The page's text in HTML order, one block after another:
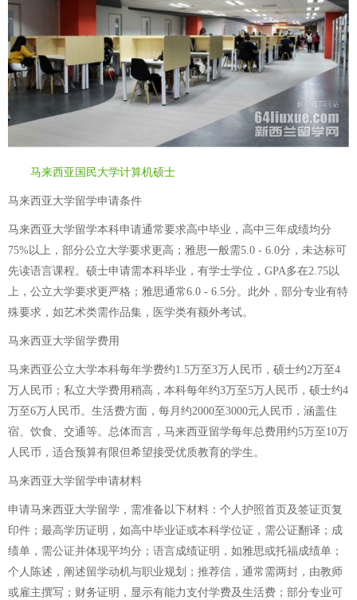
马来西亚国民大学计算机硕士
马来西亚大学留学申请条件
马来西亚大学留学本科申请通常要求高中毕业，高中三年成绩均分
75%以上，部分公立大学要求更高；雅思一般需5.0 - 6.0分，未达标可
先读语言课程。硕士申请需本科毕业，有学士学位，GPA多在2.75以
上，公立大学要求更严格；雅思通常6.0 - 6.5分。此外，部分专业有特
殊要求，如艺术类需作品集，医学类有额外考试。
马来西亚大学留学费用
马来西亚公立大学本科每年学费约1.5万至3万人民币，硕士约2万至4
万人民币；私立大学费用稍高，本科每年约3万至5万人民币，硕士约4
万至6万人民币。生活费方面，每月约2000至3000元人民币，涵盖住
宿、饮食、交通等。总体而言，马来西亚留学每年总费用约5万至10万
人民币，适合预算有限但希望接受优质教育的学生。
马来西亚大学留学申请材料
申请马来西亚大学留学，需准备以下材料：个人护照首页及签证页复
印件；最高学历证明，如高中毕业证或本科学位证，需公证翻译；成
绩单，需公证并体现平均分；语言成绩证明，如雅思或托福成绩单；
个人陈述，阐述留学动机与职业规划；推荐信，通常需两封，由教师
或雇主撰写；财务证明，显示有能力支付学费及生活费；部分专业可